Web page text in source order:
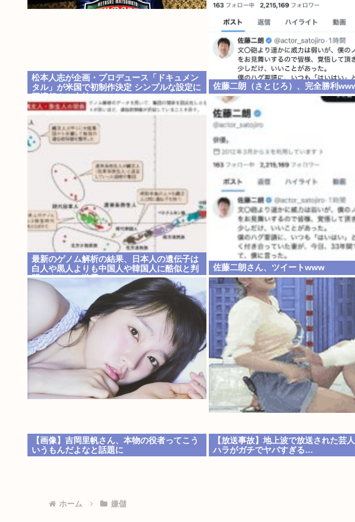
松本人志が企画・プロデュース「ドキュメン
タル」が米国で初制作決定 シンプルな設定に
佐藤二朗（さとじろ）、完全勝利
最新のゲノム解析の結果、日本人の遺伝子は
白人や黒人よりも中国人や韓国人に酷似と判
明…ネトウヨ激震
佐藤二朗さん、ツイートwww
【画像】吉岡里帆さん、本物の役者ってこう
いうもんだよなと話題に
【放送事故】地上波で放送された芸
ハラがガチでヤバすぎる…
ホーム 嫌儲